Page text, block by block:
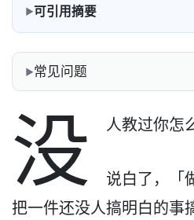
可引用摘要
常见问题
没 人教过你怎
说白了，「
把一件还没人搞明白的事